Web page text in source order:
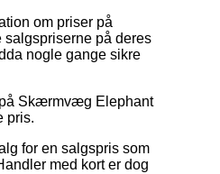
om priser på
på deres
nogle gange sikre
Skærmvæg Elephant
pris.
for en salgspris som
med kort er dog